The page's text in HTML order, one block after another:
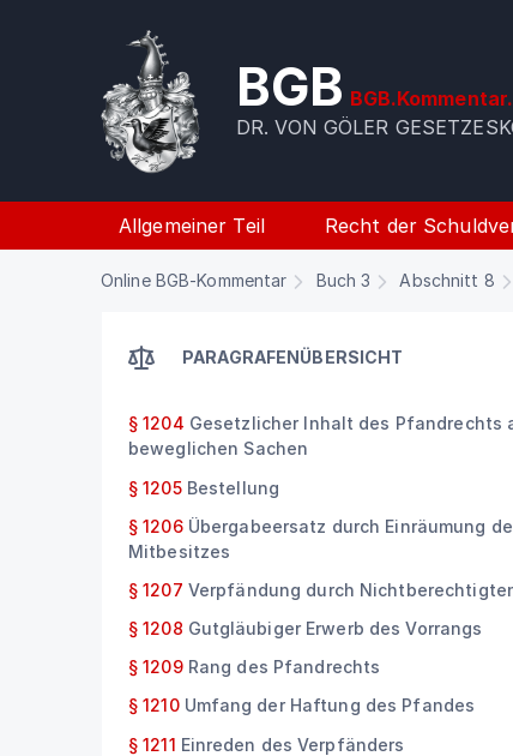
BGB
DR. VON GÖLER
Allgemeiner Teil Recht der
Online BGB-Kommentar Buch 3 Abschnitt 8
PARAGRAFENÜBERSICHT
§ 1204 Gesetzlicher Inhalt des Pfandrechts
beweglichen Sachen
§ 1205 Bestellung
§ 1206 Übergabeersatz durch Einräumung
Mitbesitzes
§ 1207 Verpfändung durch
§ 1208 Gutgläubiger Erwerb des Vorrangs
§ 1209 Rang des Pfandrechts
§ 1210 Umfang der Haftung des Pfandes
§ 1211 Einreden des Verpfänders